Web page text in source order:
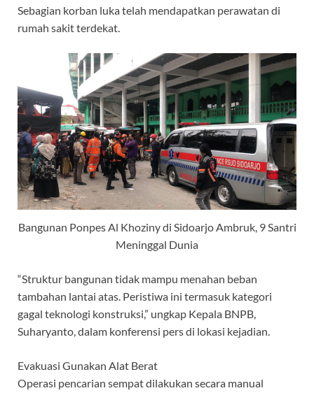
Sebagian korban luka telah mendapatkan perawatan di
rumah sakit terdekat.
Bangunan Ponpes Al Khoziny di Sidoarjo Ambruk, 9 Santri
Meninggal Dunia
“Struktur bangunan tidak mampu menahan beban
tambahan lantai atas. Peristiwa ini termasuk kategori
gagal teknologi konstruksi,” ungkap Kepala BNPB,
Suharyanto, dalam konferensi pers di lokasi kejadian.
Evakuasi Gunakan Alat Berat
Operasi pencarian sempat dilakukan secara manual